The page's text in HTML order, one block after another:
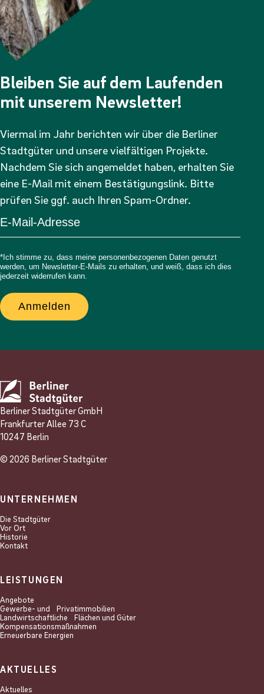
Bleiben Sie auf dem Laufenden
mit unserem Newsletter!
Viermal im Jahr berichten wir über die Berliner
Stadtgüter und unsere vielfältigen Projekte.
Nachdem Sie sich angemeldet haben, erhalten Sie
eine E-Mail mit einem Bestätigungslink. Bitte
prüfen Sie ggf. auch Ihren Spam-Ordner.
*Ich stimme zu, dass meine personenbezogenen Daten genutzt
werden, um Newsletter-E-Mails zu erhalten, und weiß, dass ich dies
jederzeit widerrufen kann.
Anmelden
Berliner Stadtgüter GmbH
Frankfurter Allee 73 C
10247 Berlin
© 2026 Berliner Stadtgüter
UNTERNEHMEN
Die Stadtgüter
Vor Ort
Historie
Kontakt
LEISTUNGEN
Angebote
Gewerbe- und Privat­immobilien
Landwirtschaftliche Flächen und Güter
Kompensations­maßnahmen
Erneuerbare Energien
AKTUELLES
Aktuelles